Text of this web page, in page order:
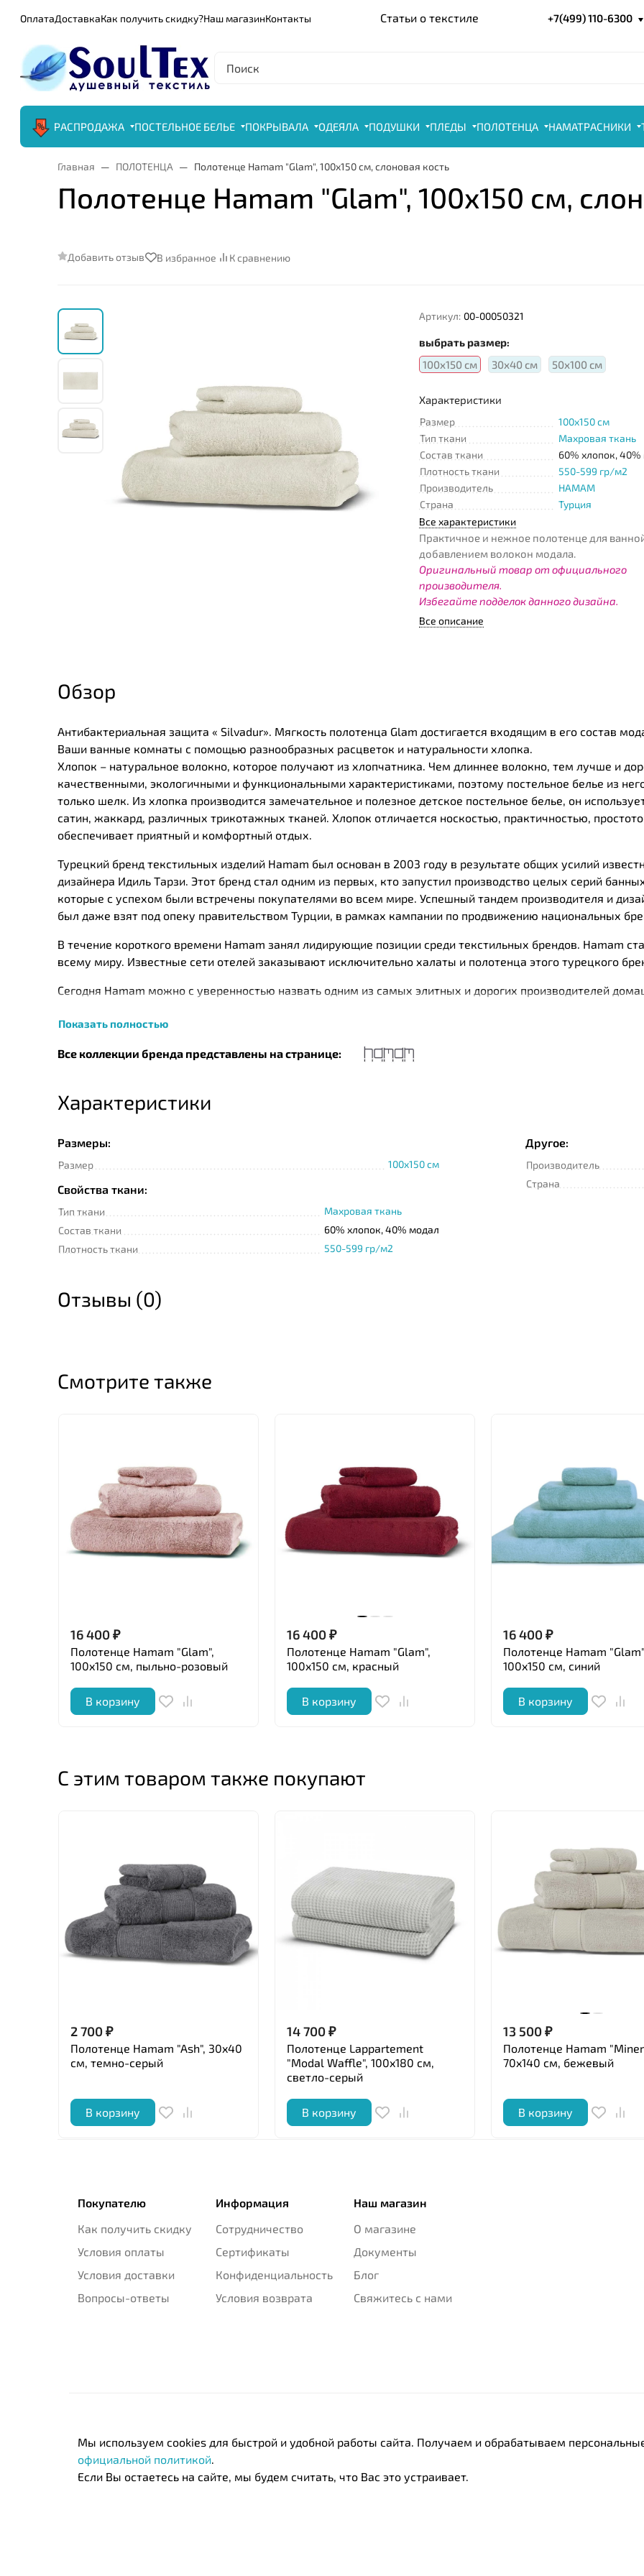
ОплатаДоставкаКак получить скидку?Наш магазинКонтакты Статьи о текстиле +7(499) 110-6300
РАСПРОДАЖА ПОСТЕЛЬНОЕ БЕЛЬЕ ПОКРЫВАЛА ОДЕЯЛА ПОДУШКИ ПЛЕДЫ ПОЛОТЕНЦА НАМАТРАСНИКИ
Главная ПОЛОТЕНЦА Полотенце Hamam "Glam", 100x150 см, слоновая кость
Полотенце Hamam "Glam", 100x150 см,
Добавить отзыв В избранное К сравнению
Артикул: 00-00050321
выбрать размер:
100х150 см
30х40 см 50х100 см
Характеристики
Размер
100x150 см
Тип ткани
Махровая ткань
Состав ткани
60% хлопок,
Плотность ткани
550-599 гр/м2
Производитель
HAMAM
Страна
Турция
Все характеристики
Практичное и нежное полотенце для
добавлением волокон модала.
Оригинальный товар от официального
производителя.
Избегайте подделок данного дизайна.
Все описание
Обзор
Антибактериальная защита « Silvadur». Мягкость полотенца Glam достигается входящим в его состав
Ваши ванные комнаты с помощью разнообразных расцветок и натуральности хлопка.
Хлопок – натуральное волокно, которое получают из хлопчатника. Чем длиннее волокно, тем лучше и
качественными, экологичными и функциональными характеристиками, поэтому постельное белье из
только шелк. Из хлопка производится замечательное и полезное детское постельное белье, он
сатин, жаккард, различных трикотажных тканей. Хлопок отличается носкостью, практичностью,
обеспечивает приятный и комфортный отдых.
Турецкий бренд текстильных изделий Нamam был основан в 2003 году в результате общих усилий
дизайнера Идиль Тарзи. Этот бренд стал одним из первых, кто запустил производство целых серий
которые с успехом были встречены покупателями во всем мире. Успешный тандем производителя и
был даже взят под опеку правительством Турции, в рамках кампании по продвижению национальных
В течение короткого времени Нamam занял лидирующие позиции среди текстильных брендов. Нamam
всему миру. Известные сети отелей заказывают исключительно халаты и полотенца этого турецкого
Сегодня Нamam можно с уверенностью назвать одним из самых элитных и дорогих производителей
натурального хлопка, собранного с экологически чистых плантаций Турции. При производстве изделий
витамина Е и ароматическим наполнением Skincare. Специальная пропитка тканей Microban имеете
Показать полностью
Все коллекции бренда представлены на странице:
Характеристики
Размеры:
Размер 100x150 см
Свойства ткани:
Тип ткани
Махровая ткань
Состав ткани
60% хлопок, 40% модал
Плотность ткани
550-599 гр/м2
Другое:
Производитель
Страна
Отзывы (0)
Смотрите также
16 400₽
Полотенце Hamam "Glam",
100x150 см, пыльно-розовый
В корзину
16 400₽
Полотенце Hamam "Glam",
100x150 см, красный
В корзину
16 400₽
Полотенце Hamam
100x150 см, синий
В корзину
С этим товаром также покупают
2 700₽
Полотенце Hamam "Ash", 30x40
см, темно-серый
В корзину
14 700₽
Полотенце Lappartement
"Modal Waffle", 100x180 см,
светло-серый
В корзину
13 500₽
Полотенце Hamam
70x140 см, бежевый
В корзину
Покупателю
Как получить скидку
Условия оплаты
Условия доставки
Вопросы-ответы
Информация
Сотрудничество
Сертификаты
Конфиденциальность
Условия возврата
Наш магазин
О магазине
Документы
Блог
Свяжитесь с нами
Мы используем cookies для быстрой и удобной работы сайта. Получаем и обрабатываем
официальной политикой.
Если Вы остаетесь на сайте, мы будем считать, что Вас это устраивает.